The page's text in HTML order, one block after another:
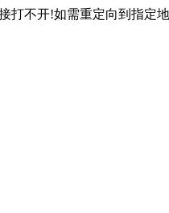
打不开!如需重定向到指定